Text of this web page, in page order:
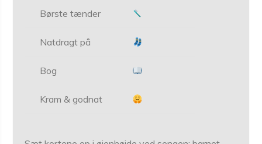
Børste tænder
Natdragt på
Bog
Kram & godnat